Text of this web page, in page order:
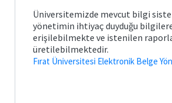
Üniversitemizde mevcut bilgi
yönetimin ihtiyaç duyduğu
erişilebilmekte ve istenilen
üretilebilmektedir.
Fırat Üniversitesi Elektronik Belge